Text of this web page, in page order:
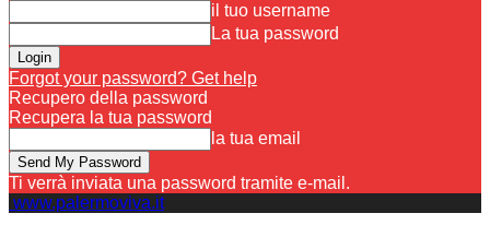
il tuo username
La tua password
Forgot your password? Get help
Recupero della password
Recupera la tua password
la tua email
Ti verrà inviata una password tramite e-mail.
www.palermoviva.it